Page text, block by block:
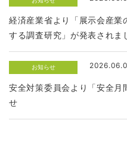
経済産業省より「展示会産業
する調査研究」が発表されま
お知らせ
安全対策委員会より「安全月
せ